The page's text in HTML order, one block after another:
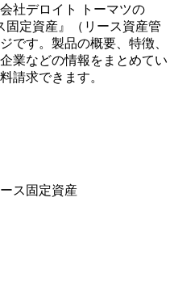
社デロイト トーマツの
固定資産 』（ リース資産管
です。製品の概要、特徴、
業などの情報をまとめてい
請求できます。
ース固定資産